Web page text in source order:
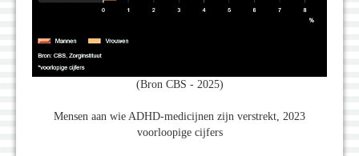
(Bron CBS - 2025)
Mensen aan wie ADHD-medicijnen zijn verstrekt, 2023
voorloopige cijfers